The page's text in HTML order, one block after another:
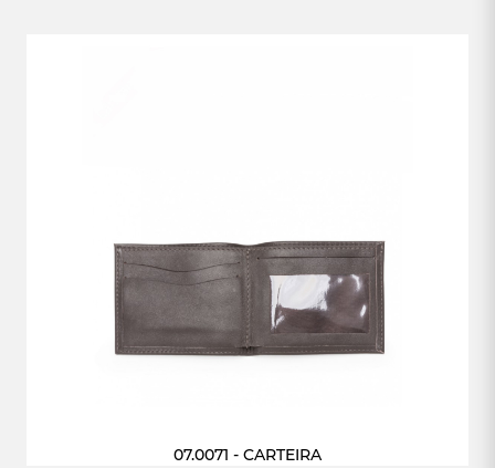
07.0071 - CARTEIRA